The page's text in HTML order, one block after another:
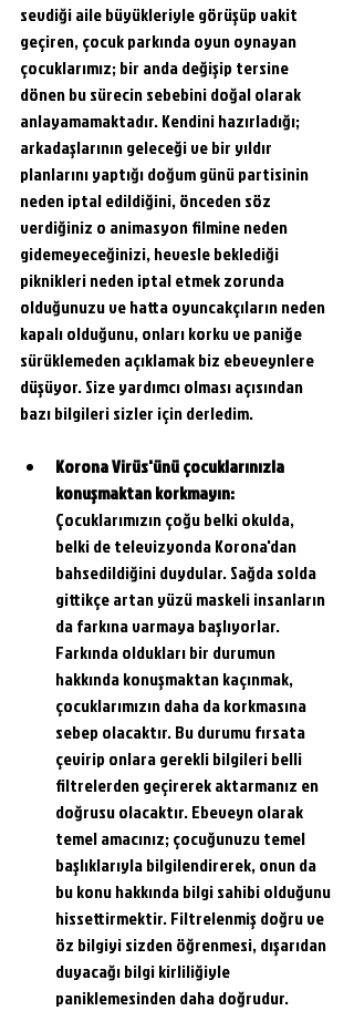
sevdiği aile büyükleriyle görüşüp vakit
geçiren, çocuk parkında oyun oynayan
çocuklarımız; bir anda değişip tersine
dönen bu sürecin sebebini doğal olarak
anlayamamaktadır. Kendini hazırladığı;
arkadaşlarının geleceği ve bir yıldır
planlarını yaptığı doğum günü partisinin
neden iptal edildiğini, önceden söz
verdiğiniz o animasyon filmine neden
gidemeyeceğinizi, hevesle beklediği
piknikleri neden iptal etmek zorunda
olduğunuzu ve hatta oyuncakçıların neden
kapalı olduğunu, onları korku ve paniğe
sürüklemeden açıklamak biz ebeveynlere
düşüyor. Size yardımcı olması açısından
bazı bilgileri sizler için derledim.
Korona Virüs'ünü çocuklarınızla
konuşmaktan korkmayın:
Çocuklarımızın çoğu belki okulda,
belki de televizyonda Korona'dan
bahsedildiğini duydular. Sağda solda
gittikçe artan yüzü maskeli insanların
da farkına varmaya başlıyorlar.
Farkında oldukları bir durumun
hakkında konuşmaktan kaçınmak,
çocuklarımızın daha da korkmasına
sebep olacaktır. Bu durumu fırsata
çevirip onlara gerekli bilgileri belli
filtrelerden geçirerek aktarmanız en
doğrusu olacaktır. Ebeveyn olarak
temel amacınız; çocuğunuzu temel
başlıklarıyla bilgilendirerek, onun da
bu konu hakkında bilgi sahibi olduğunu
hissettirmektir. Filtrelenmiş doğru ve
öz bilgiyi sizden öğrenmesi, dışarıdan
duyacağı bilgi kirliliğiyle
paniklemesinden daha doğrudur.